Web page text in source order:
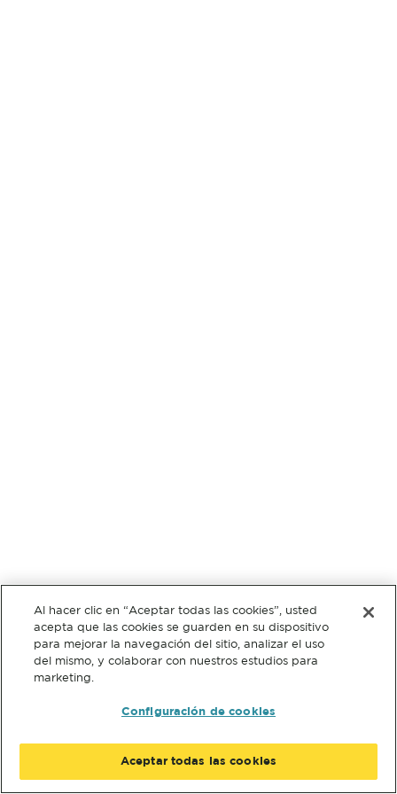
Al hacer clic en “Aceptar todas las cookies”, usted
acepta que las cookies se guarden en su dispositivo
para mejorar la navegación del sitio, analizar el uso
del mismo, y colaborar con nuestros estudios para
marketing.
Configuración de cookies
Aceptar todas las cookies